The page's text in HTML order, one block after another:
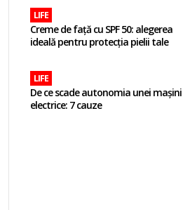
LIFE
Creme de față cu SPF 50: alegerea
ideală pentru protecția pielii tale
LIFE
De ce scade autonomia unei mașini
electrice: 7 cauze